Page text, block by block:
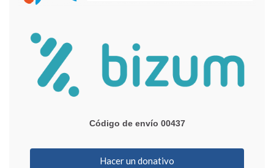
Código de envío 00437
Hacer un donativo